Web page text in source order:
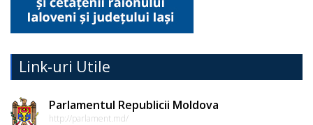
Link-uri Utile
Parlamentul Republicii Moldova
http://parlament.md/